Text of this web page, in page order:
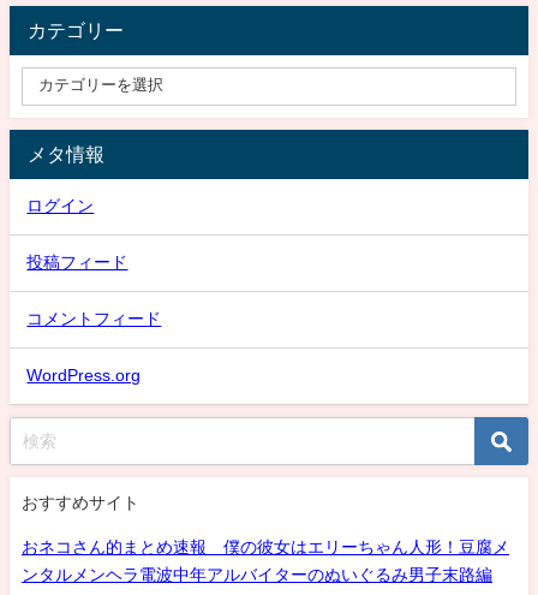
カテゴリー
メタ情報
ログイン
投稿フィード
コメントフィード
WordPress.org
おすすめサイト
おネコさん的まとめ速報 僕の彼女はエリーちゃん人形！豆腐メ
ンタルメンヘラ電波中年アルバイターのぬいぐるみ男子末路編